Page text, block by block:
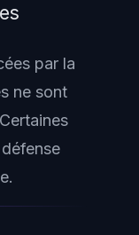
par la
ne sont